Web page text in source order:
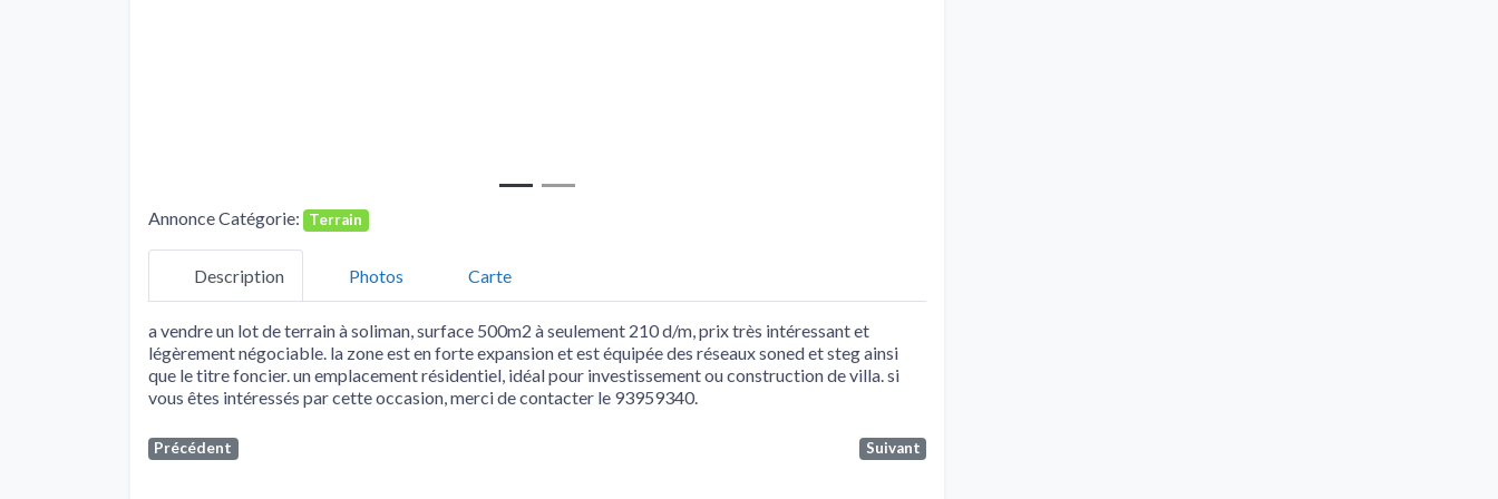
Annonce Catégorie: Terrain
Description Photos Carte
a vendre un lot de terrain à soliman, surface 500m2 à seulement 210 d/m, prix très intéressant et
légèrement négociable. la zone est en forte expansion et est équipée des réseaux soned et steg ainsi
que le titre foncier. un emplacement résidentiel, idéal pour investissement ou construction de villa. si
vous êtes intéressés par cette occasion, merci de contacter le 93959340.
Précédent Suivant